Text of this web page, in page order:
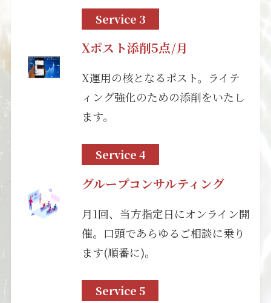
Service 3
Xポスト添削5点/月
X運用の核となるポスト。ライテ
ィング強化のための添削をいたし
ます。
Service 4
グループコンサルティング
月1回、当方指定日にオンライン開
催。口頭であらゆるご相談に乗り
ます(順番に)。
Service 5